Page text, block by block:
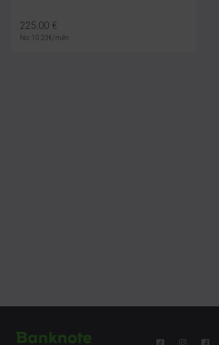
225.00 €
No 10.23€/mēn.